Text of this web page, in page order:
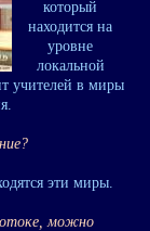
который
находится на
уровне
локальной
учителей в миры
эти миры.
можно